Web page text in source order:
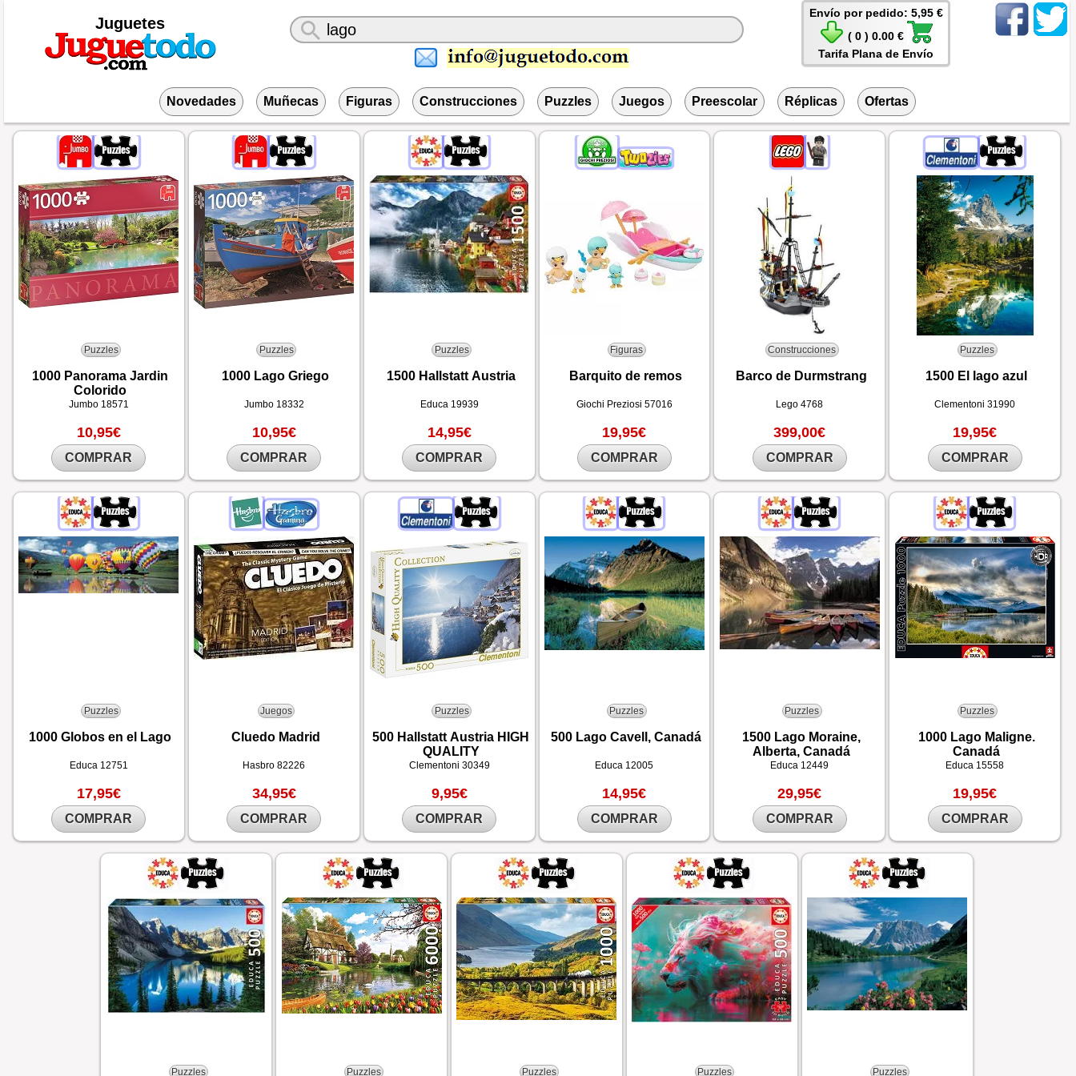
Juguetes
Envío por pedido: 5,95 €
( 0 ) 0.00 €
Tarifa Plana de Envío
Novedades Muñecas Figuras Construcciones Puzzles Juegos Preescolar Réplicas Ofertas
Puzzles
1000 Panorama Jardin
Colorido
Jumbo 18571
10,95€
COMPRAR
Puzzles
1000 Lago Griego
Jumbo 18332
10,95€
COMPRAR
Puzzles
1500 Hallstatt Austria
Educa 19939
14,95€
COMPRAR
Figuras
Barquito de remos
Giochi Preziosi 57016
19,95€
COMPRAR
Construcciones
Barco de Durmstrang
Lego4768
399,00€
COMPRAR
Puzzles
1500 El lago azul
Clementoni31990
19,95€
COMPRAR
Puzzles
1000 Globos en el Lago
Educa 12751
17,95€
COMPRAR
Juegos
Cluedo Madrid
Hasbro82226
34,95€
COMPRAR
Puzzles
500 Hallstatt Austria HIGH
QUALITY
Clementoni 30349
9,95€
COMPRAR
Puzzles
500 Lago Cavell, Canadá
Educa 12005
14,95€
COMPRAR
Puzzles
1500 Lago Moraine,
Alberta, Canadá
Educa 12449
29,95€
COMPRAR
Puzzles
1000 Lago Maligne.
Canadá
Educa 15558
19,95€
COMPRAR
Puzzles Puzzles Puzzles Puzzles Puzzles